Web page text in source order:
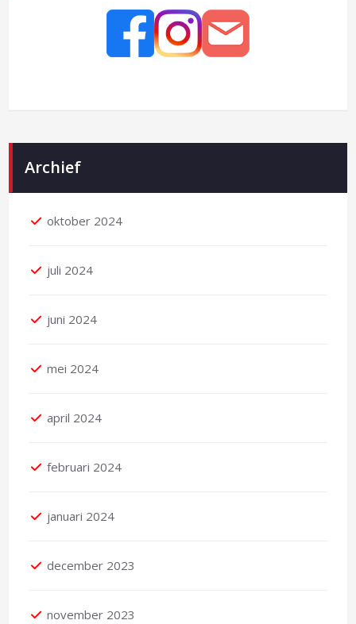
Archief
oktober 2024
juli 2024
juni 2024
mei 2024
april 2024
februari 2024
januari 2024
december 2023
november 2023